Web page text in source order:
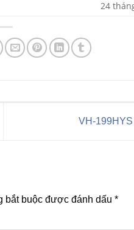
24
VH-
bắt buộc được đánh dấu *